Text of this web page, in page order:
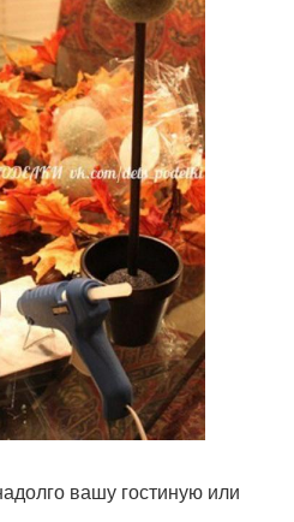
вашу гостиную или